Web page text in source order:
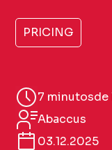
PRICING
7 minutosde
Abaccus
03.12.2025